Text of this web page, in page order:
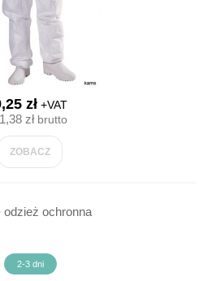
zł+VAT
złbrutto
ZOBACZ
odzież ochronna
2-3 dni